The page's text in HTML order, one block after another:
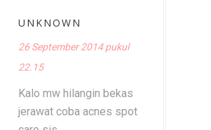
UNKNOWN
26 September 2014 pukul
22.15
Kalo mw hilangin bekas
jerawat coba acnes spot